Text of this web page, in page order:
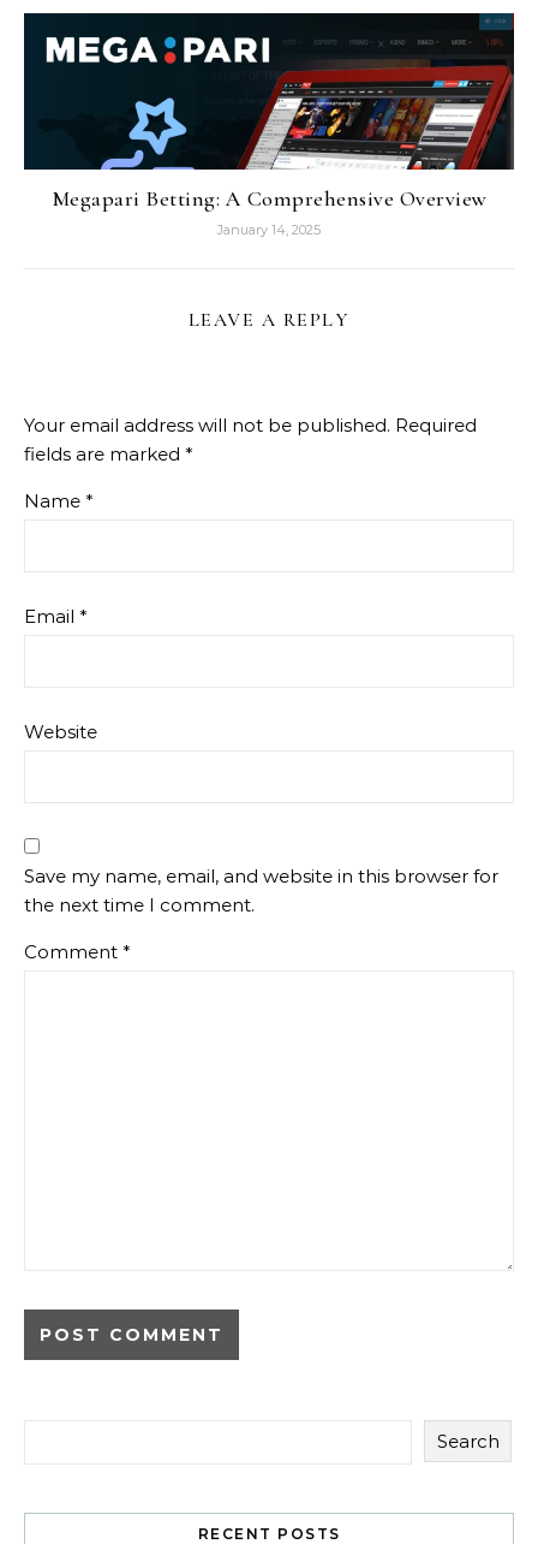
Megapari Betting: A Comprehensive Overview
January 14, 2025
LEAVE A REPLY
Your email address will not be published. Required
fields are marked *
Name *
Email *
Website
Save my name, email, and website in this browser for
the next time I comment.
Comment *
Search
RECENT POSTS